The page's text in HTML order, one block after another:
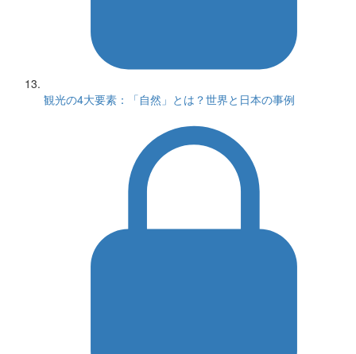
観光の4大要素：「自然」とは？世界と日本の事例